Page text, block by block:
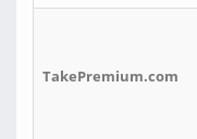
TakePremium.com